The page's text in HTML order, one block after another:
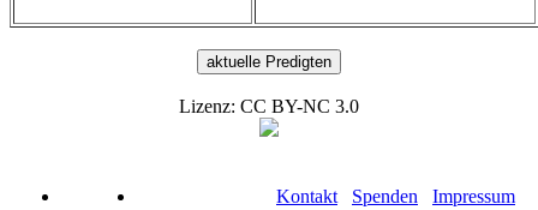
Lizenz: CC BY-NC 3.0
Kontakt Spenden Impressum